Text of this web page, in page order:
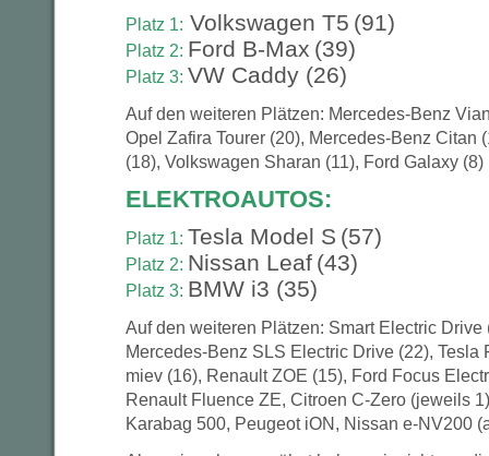
Platz 1: Volkswagen T5 (91)
Platz 2: Ford B-Max (39)
Platz 3: VW Caddy (26)
Auf den weiteren Plätzen: Mercedes-Benz
Opel Zafira Tourer (20), Mercedes-Benz Citan
(18), Volkswagen Sharan (11), Ford Galaxy
ELEKTROAUTOS:
Platz 1: Tesla Model S (57)
Platz 2: Nissan Leaf (43)
Platz 3: BMW i3 (35)
Auf den weiteren Plätzen: Smart Electric Drive
Mercedes-Benz SLS Electric Drive (22), Tesla
miev (16), Renault ZOE (15), Ford Focus
Renault Fluence ZE, Citroen C-Zero (jeweils
Karabag 500, Peugeot iON, Nissan e-NV200